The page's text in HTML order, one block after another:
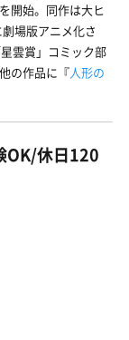
開始。同作は大ヒ
場版アニメ化さ
雲賞」コミック部
の作品に『人形の
OK/休日120